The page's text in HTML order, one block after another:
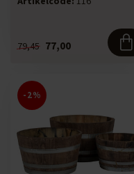
79,45 77,00
-2%